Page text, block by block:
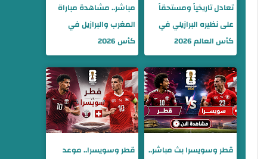
تعادل تاريخياً ومستحقاً
على نظيره البرازيلي في
كأس العالم 2026
مباشر.. مشاهدة مباراة
المغرب والبرازيل في
كأس 2026
قطر وسويسرا بث مباشر..
قطر وسويسرا.. موعد